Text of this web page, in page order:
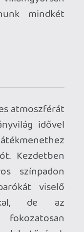
a
A
a